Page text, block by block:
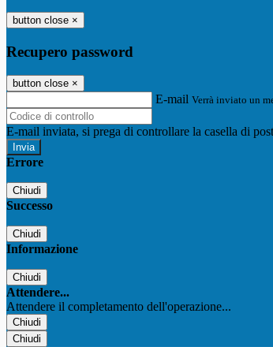
button close ×
Recupero password
button close ×
E-mail Verrà inviato un
E-mail inviata, si prega di controllare la casella di
Errore
Chiudi
Successo
Chiudi
Informazione
Chiudi
Attendere...
Attendere il completamento dell'operazione...
Chiudi
Chiudi